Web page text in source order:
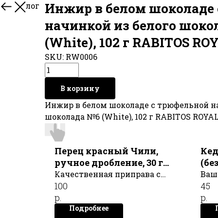
В каталог
Инжир в белом шоколаде
начинкой из белого
(White), 102 г RABITOS
SKU: RW0006
В корзину
Инжир в белом шоколаде с трюфельной
шоколада №6 (White), 102 г RABITOS
Перец красный Чили,
ручное дробление, 30 г
ЗОЛОТО ИНДИИ
Качественная приправа с
насыщенным жгучим
вкусом, полезная для
здоровья: обладает
100
р.
Подробнее
Ваш
45
р.